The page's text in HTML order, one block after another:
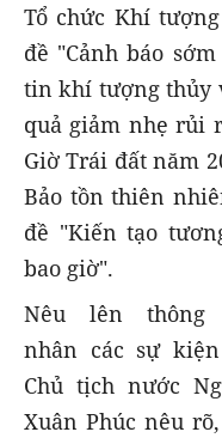
Tổ chức Khí
đề "Cảnh báo
tin khí tượng thủy
quả giảm nhẹ rủi
Giờ Trái đất năm
Bảo tồn thiên
đề "Kiến tạo
bao giờ".
Nêu lên thông
nhân các sự
Chủ tịch nước
Xuân Phúc nêu